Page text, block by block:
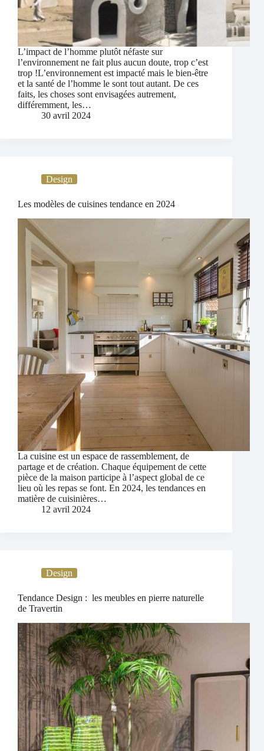
L’impact de l’homme plutôt néfaste sur
l’environnement ne fait plus aucun doute, trop c’est
trop !L’environnement est impacté mais le bien-être
et la santé de l’homme le sont tout autant. De ces
faits, les choses sont envisagées autrement,
différemment, les…
30 avril 2024
Design
Les modèles de cuisines tendance en 2024
La cuisine est un espace de rassemblement, de
partage et de création. Chaque équipement de cette
pièce de la maison participe à l’aspect global de ce
lieu où les repas se font. En 2024, les tendances en
matière de cuisinières…
12 avril 2024
Design
Tendance Design : les meubles en pierre naturelle
de Travertin